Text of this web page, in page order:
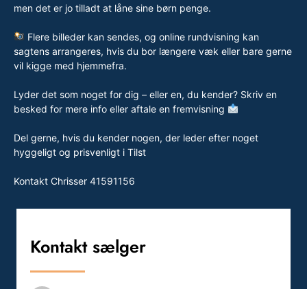
men det er jo tilladt at låne sine børn penge.
Flere billeder kan sendes, og online rundvisning kan
sagtens arrangeres, hvis du bor længere væk eller bare gerne
vil kigge med hjemmefra.
Lyder det som noget for dig – eller en, du kender? Skriv en
besked for mere info eller aftale en fremvisning
Del gerne, hvis du kender nogen, der leder efter noget
hyggeligt og prisvenligt i Tilst
Kontakt Chrisser 41591156
Kontakt sælger